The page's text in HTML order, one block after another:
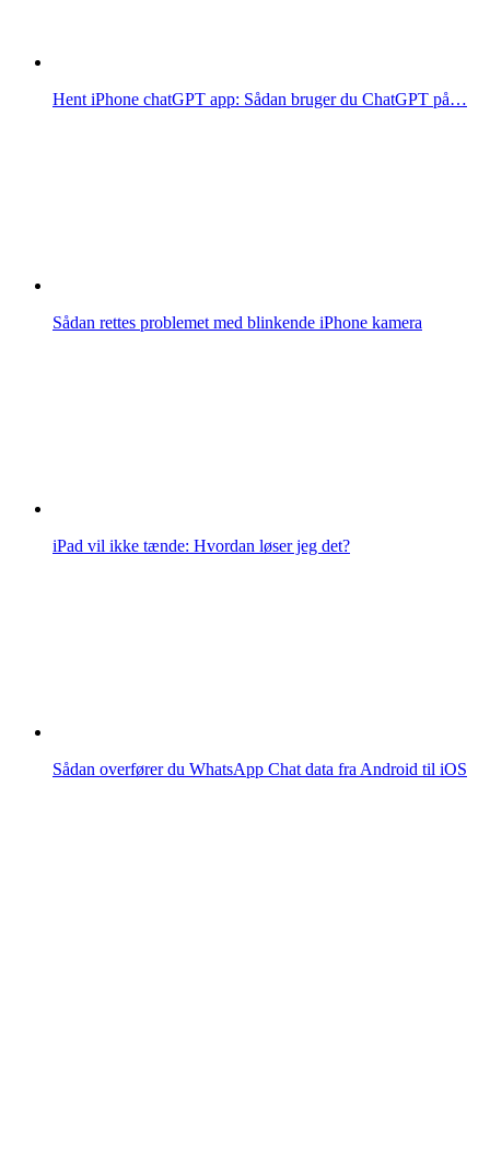
Hent iPhone chatGPT app: Sådan bruger du ChatGPT på…
Sådan rettes problemet med blinkende iPhone kamera
iPad vil ikke tænde: Hvordan løser jeg det?
Sådan overfører du WhatsApp Chat data fra Android til iOS